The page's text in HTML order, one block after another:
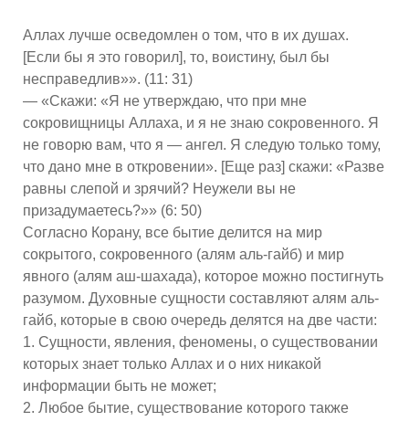
Аллах лучше осведомлен о том, что в их душах.
[Если бы я это говорил], то, воистину, был бы
несправедлив»». (11: 31)
— «Скажи: «Я не утверждаю, что при мне
сокровищницы Аллаха, и я не знаю сокровенного. Я
не говорю вам, что я — ангел. Я следую только тому,
что дано мне в откровении». [Еще раз] скажи: «Разве
равны слепой и зрячий? Неужели вы не
призадумаетесь?»» (6: 50)
Согласно Корану, все бытие делится на мир
сокрытого, сокровенного (алям аль-гайб) и мир
явного (алям аш-шахада), которое можно постигнуть
разумом. Духовные сущности составляют алям аль-
гайб, которые в свою очередь делятся на две части:
1. Сущности, явления, феномены, о существовании
которых знает только Аллах и о них никакой
информации быть не может;
2. Любое бытие, существование которого также